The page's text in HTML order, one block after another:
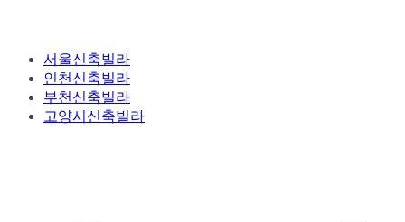
서울신축빌라
인천신축빌라
부천신축빌라
고양시신축빌라